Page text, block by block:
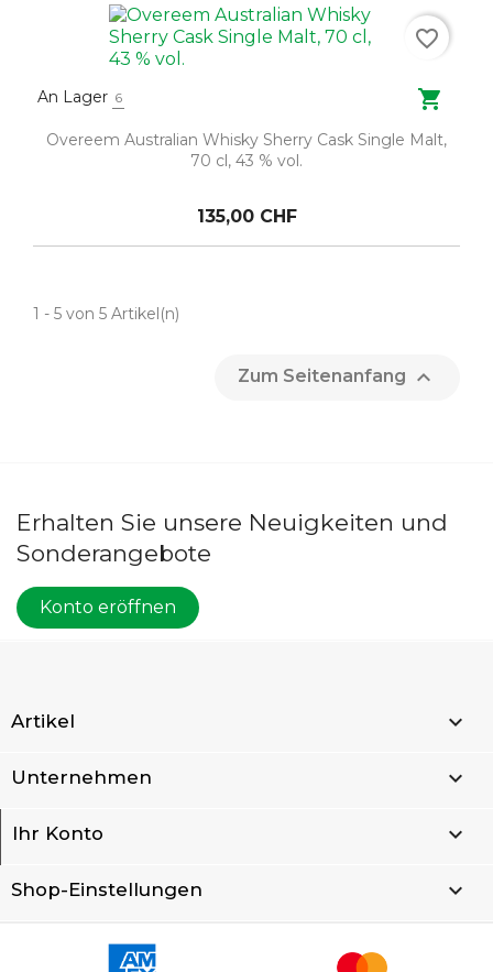
An Lager 6 
Overeem Australian Whisky Sherry Cask Single Malt,
70 cl, 43 % vol.
135,00 CHF
favorite_border
1 - 5 von 5 Artikel(n)
Zum Seitenanfang 
Erhalten Sie unsere Neuigkeiten und
Sonderangebote
Konto eröffnen
Artikel 
Unternehmen 
Ihr Konto 
Shop-Einstellungen keyboard_arrow_down